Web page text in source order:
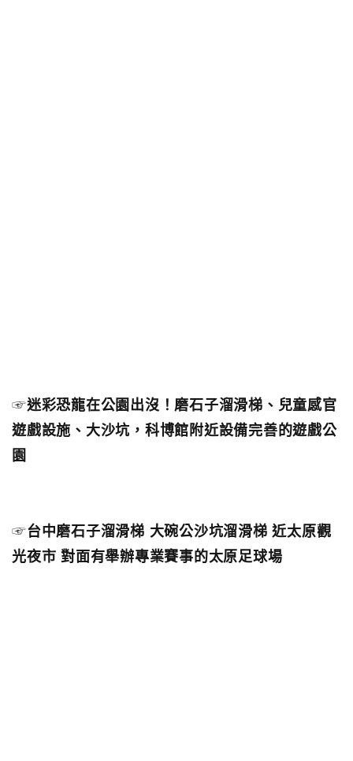
☞迷彩恐龍在公園出沒！磨石子溜滑梯、兒童感官
遊戲設施、大沙坑，科博館附近設備完善的遊戲公
園
☞台中磨石子溜滑梯 大碗公沙坑溜滑梯 近太原觀
光夜市 對面有舉辦專業賽事的太原足球場